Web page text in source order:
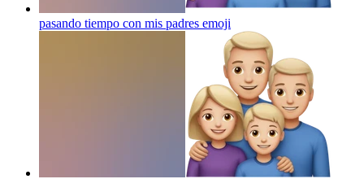
pasando tiempo con mis padres emoji